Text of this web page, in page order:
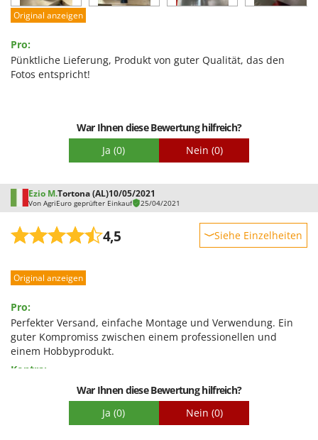
Schwierigkeitsgrad Zusammenbau
Original anzeigen
Pro:
Pünktliche Lieferung, Produkt von guter Qualität, das den
Fotos entspricht!
War Ihnen diese Bewertung hilfreich?
Ja (0) Nein (0)
Ezio M.Tortona (AL)10/05/2021
Von AgriEuro geprüfter Einkauf 25/04/2021
4,5 Siehe Einzelheiten
Leistung
Qualität / Preis
Schwierigkeitsgrad Zusammenbau
Original anzeigen
Pro:
Perfekter Versand, einfache Montage und Verwendung. Ein
guter Kompromiss zwischen einem professionellen und
einem Hobbyprodukt.
Kontra:
Das Paket kam ohne die freie Zange an, die mir innerhalb von
nur 2 Tagen umgehend zugesandt wurde. Wenn die
Auflagefläche für die zu schneidenden Produkte abnehmbar
wäre, wäre die Reinigung einfacher
War Ihnen diese Bewertung hilfreich?
Ja (0) Nein (0)